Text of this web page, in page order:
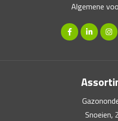
Algemene
Snoeien,